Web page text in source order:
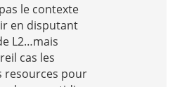
le contexte
en disputant
L2…mais
cas les
resources pour